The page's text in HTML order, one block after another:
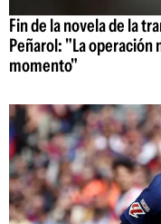
Fin de la novela de la
Peñarol: "La operación
momento"